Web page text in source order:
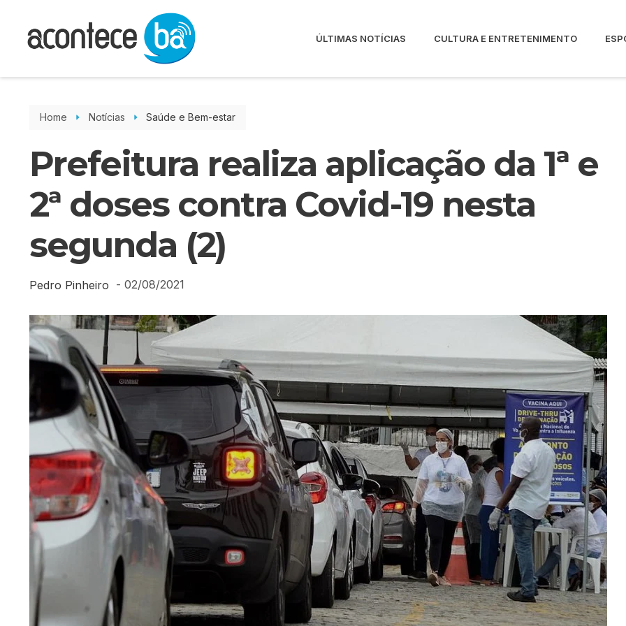
ÚLTIMAS NOTÍCIAS CULTURA E ENTRETENIMENTO
Home Notícias Saúde e Bem-estar
Prefeitura realiza aplicação da 1ª e
2ª doses contra Covid-19 nesta
segunda (2)
Pedro Pinheiro - 02/08/2021